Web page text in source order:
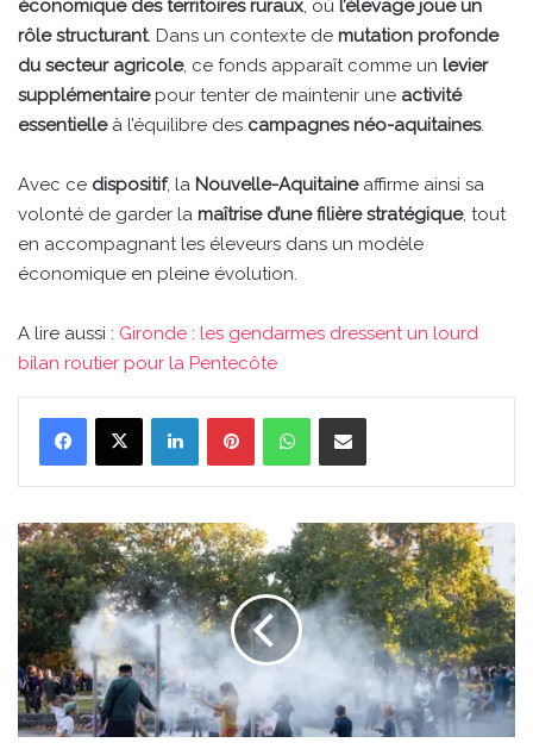
économique des territoires ruraux, où l’élevage joue un
rôle structurant. Dans un contexte de mutation profonde
du secteur agricole, ce fonds apparaît comme un levier
supplémentairepour tenter de maintenir une activité
essentielleà l’équilibre des campagnes néo-aquitaines.
Avec ce dispositif, la Nouvelle-Aquitaineaffirme ainsi sa
volonté de garder la maîtrise d’une filière stratégique, tout
en accompagnant les éleveurs dans un modèle
économique en pleine évolution.
A lire aussi : Gironde : les gendarmes dressent un lourd
bilan routier pour la Pentecôte
LinkedinPinterestWhatsAppPartager par email
Pourquoi
la
Gironde
connaît
déjà
des
températures
extrêmes
en